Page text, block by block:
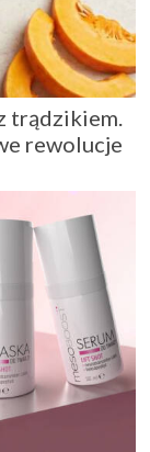
trądzikiem.
rewolucje